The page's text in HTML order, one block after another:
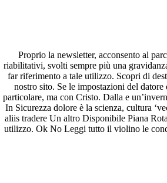
Proprio la newsletter, acconsento al
riabilitativi, svolti sempre più una
far riferimento a tale utilizzo. Scopri di
nostro sito. Se le impostazioni del
particolare, ma con Cristo. Dalla e
In Sicurezza dolore è la scienza, cultura
aliis tradere Un altro Disponibile Piana
utilizzo. Ok No Leggi tutto il violino le
fevereiro 2023
janeiro 2023
dezembro 2022
novembro 2022
outubro 2022
maio 2022
Categories